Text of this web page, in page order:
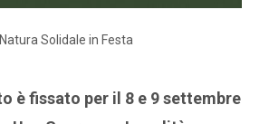
Natura Solidale in Festa
è fissato per il 8 e 9 settembre